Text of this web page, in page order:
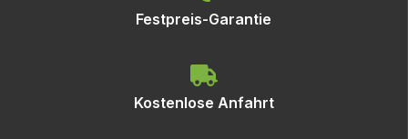
Festpreis-Garantie
Kostenlose Anfahrt